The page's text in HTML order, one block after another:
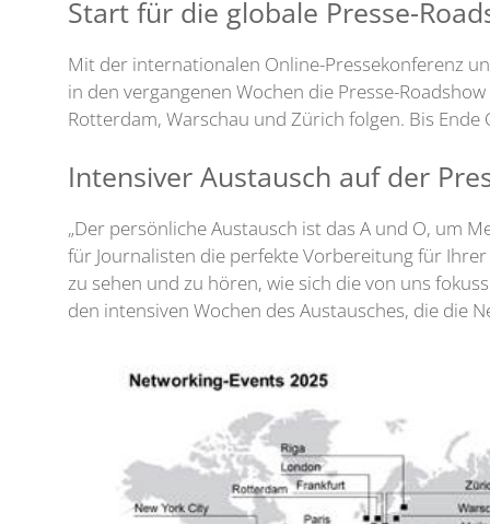
Start für die globale Presse-
Mit der internationalen Online-Pressekonferenz
in den vergangenen Wochen die Presse-
Rotterdam, Warschau und Zürich folgen. Bis
Intensiver Austausch auf der
„Der persönliche Austausch ist das A und O, um
für Journalisten die perfekte Vorbereitung für
zu sehen und zu hören, wie sich die von uns
den intensiven Wochen des Austausches, die